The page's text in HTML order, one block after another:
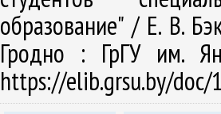
образование" / Е. В.
Гродно : ГрГУ им.
https://elib.grsu.by/doc/